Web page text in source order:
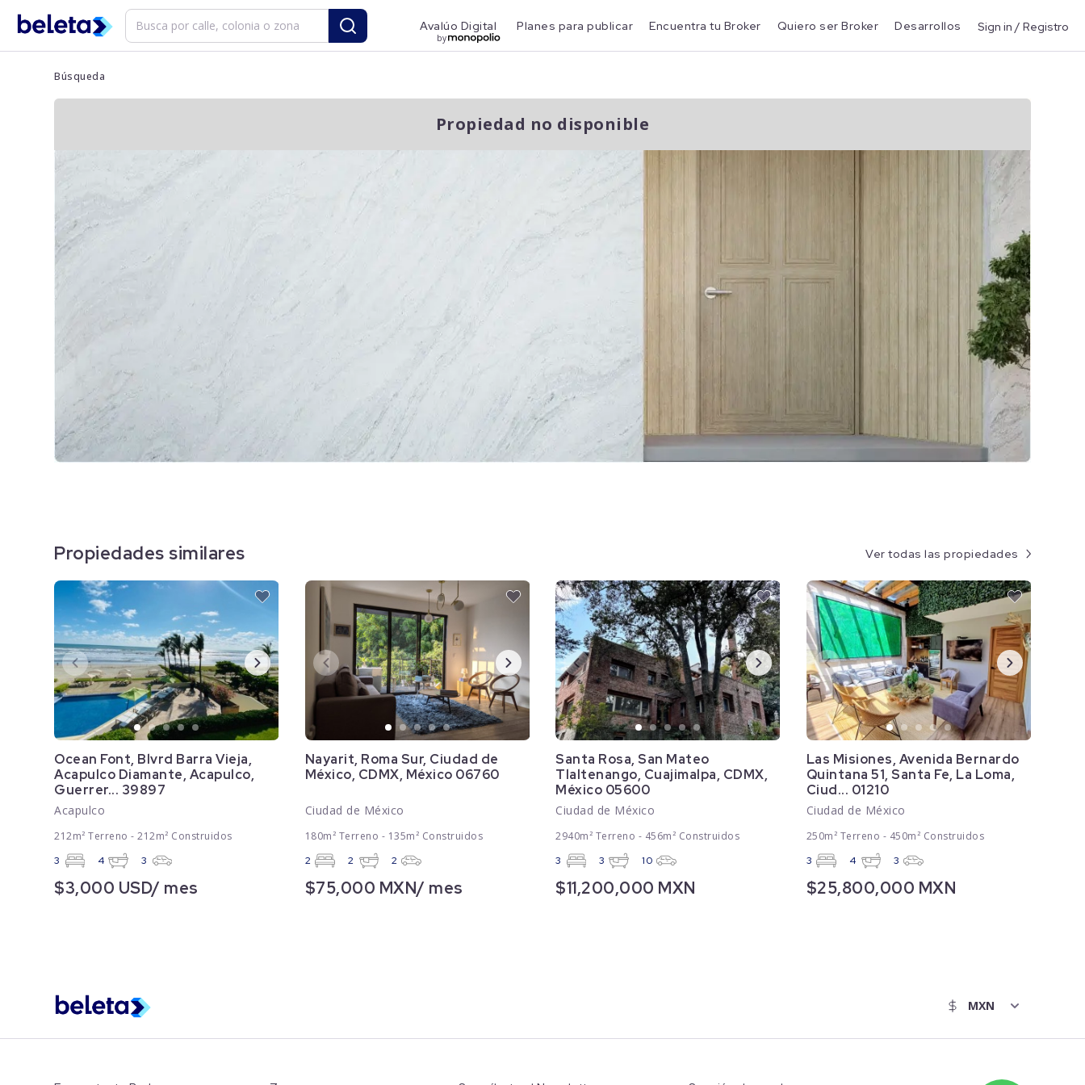
Avalúo Digital
by
Planes para publicar Encuentra tu Broker Quiero ser Broker Desarrollos Sign in / Registro
Búsqueda
Propiedad no disponible
Propiedades similares
Ocean Font, Blvrd Barra Vieja,
Acapulco Diamante, Acapulco,
Guerrer... 39897
Acapulco
212m² Terreno - 212m² Construidos
3 4 3
$3,000 USD/ mes
Nayarit, Roma Sur, Ciudad de
México, CDMX, México 06760
Ciudad de México
180m² Terreno - 135m² Construidos
2 2 2
$75,000 MXN/ mes
Santa Rosa, San Mateo
Tlaltenango, Cuajimalpa, CDMX,
México 05600
Ciudad de México
2940m² Terreno - 456m² Construidos
3 3 10
$11,200,000 MXN
Las Misiones, Avenida Bernardo
Quintana 51, Santa Fe, La Loma,
Ciud... 01210
Ciudad de México
250m² Terreno - 450m² Construidos
3 4 3
$25,800,000 MXN
Ver todas las propiedades